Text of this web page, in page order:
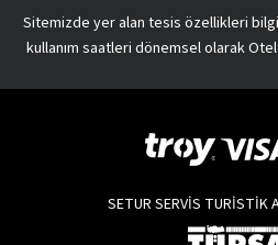
Sitemizde yer alan tesis özellikleri
kullanım saatleri dönemsel olarak
SETUR SERVİS TURİSTİK